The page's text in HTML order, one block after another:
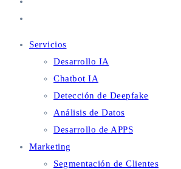
Servicios
Desarrollo IA
Chatbot IA
Detección de Deepfake
Análisis de Datos
Desarrollo de APPS
Marketing
Segmentación de Clientes